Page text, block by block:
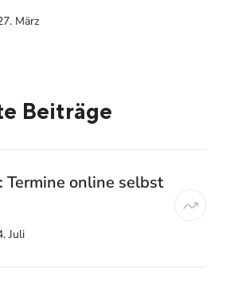
März
Beiträge
Termine online selbst
Juli